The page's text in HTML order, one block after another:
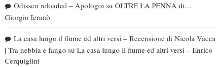
Odisseo reloaded – Apologoi su OLTRE LA PENNA di…
Giorgio Ieranò
La casa lungo il fiume ed altri versi – Recensione di Nicola Vacca
| Tra nebbia e fango su La casa lungo il fiume ed altri versi – Enrico
Cerquiglini